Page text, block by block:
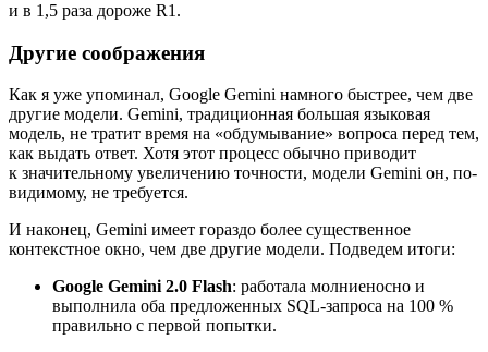
и в 1,5 раза дороже R1.
Другие соображения
Как я уже упоминал, Google Gemini намного быстрее, чем две
другие модели. Gemini, традиционная большая языковая
модель, не тратит время на «обдумывание» вопроса перед тем,
как выдать ответ. Хотя этот процесс обычно приводит
к значительному увеличению точности, модели Gemini он, по-
видимому, не требуется.
И наконец, Gemini имеет гораздо более существенное
контекстное окно, чем две другие модели. Подведем итоги:
Google Gemini 2.0 Flash: работала молниеносно и
выполнила оба предложенных SQL-запроса на 100 %
правильно с первой попытки.